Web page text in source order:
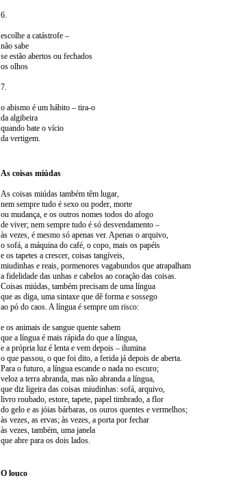
6.
escolhe a catástrofe –
não sabe
se estão abertos ou fechados
os olhos
7.
o abismo é um hábito – tira-o
da algibeira
quando bate o vício
da vertigem.
As coisas miúdas
As coisas miúdas também têm lugar,
nem sempre tudo é sexo ou poder, morte
ou mudança, e os outros nomes todos do afogo
de viver; nem sempre tudo é só desvendamento –
às vezes, é mesmo só apenas ver. Apenas o arquivo,
o sofá, a máquina do café, o copo, mais os papéis
e os tapetes a crescer, coisas tangíveis,
miudinhas e reais, pormenores vagabundos que atrapalham
a fidelidade das unhas e cabelos ao coração das coisas.
Coisas miúdas, também precisam de uma língua
que as diga, uma sintaxe que dê forma e sossego
ao pó do caos. A língua é sempre um risco:
e os animais de sangue quente sabem
que a língua é mais rápida do que a língua,
e a própria luz é lenta e vem depois – ilumina
o que passou, o que foi dito, a ferida já depois de aberta.
Para o futuro, a língua escande o nada no escuro;
veloz a terra abranda, mas não abranda a língua,
que diz ligeira das coisas miudinhas: sofá, arquivo,
livro roubado, estore, tapete, papel timbrado, a flor
do gelo e as jóias bárbaras, os ouros quentes e vermelhos;
às vezes, as ervas; às vezes, a porta por fechar
às vezes, também, uma janela
que abre para os dois lados.
O louco